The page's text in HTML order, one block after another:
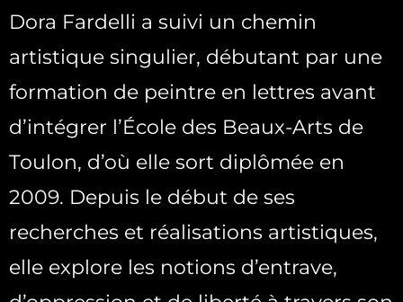
Dora Fardelli a suivi un chemin
artistique singulier, débutant par une
formation de peintre en lettres avant
d’intégrer l’École des Beaux-Arts de
Toulon, d’où elle sort diplômée en
2009. Depuis le début de ses
recherches et réalisations artistiques,
elle explore les notions d’entrave,